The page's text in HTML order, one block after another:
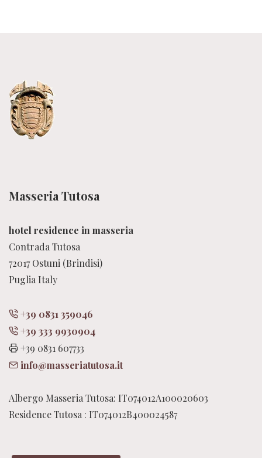
Masseria Tutosa
hotel residence in masseria
Contrada Tutosa
72017 Ostuni (Brindisi)
Puglia Italy
+39 0831 359046
+39 333 9930904
+39 0831 607733
info@masseriatutosa.it
Albergo Masseria Tutosa: IT074012A100020603
Residence Tutosa : IT074012B400024587